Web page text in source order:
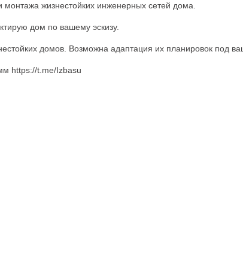
жизнестойких инженерных сетей дома.
дом по вашему эскизу.
домов. Возможна адаптация их планировок под
https://t.me/Izbasu